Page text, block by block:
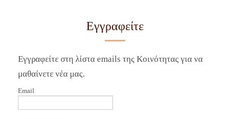
Εγγραφείτε
Εγγραφείτε στη λίστα emails της Κοινότητας για να
μαθαίνετε νέα μας.
Email